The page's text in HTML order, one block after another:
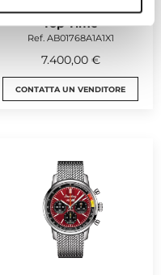
Top Time
Ref. AB01768A1A1X1
7.400,00 €
CONTATTA UN VENDITORE